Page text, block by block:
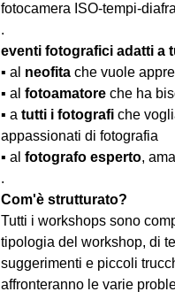
fotocamera ISO-tempi-
.
eventi fotografici adatti a
▪️ al neofita che vuole
▪️ al fotoamatore che ha
▪️ a tutti i fotografi che
appassionati di fotografia
▪️ al fotografo esperto,
.
Com'è strutturato?
Tutti i workshops sono
tipologia del workshop, di
suggerimenti e piccoli
affronteranno le varie